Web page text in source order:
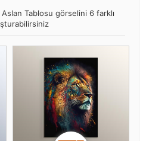
Tablosu görselini 6 farklı